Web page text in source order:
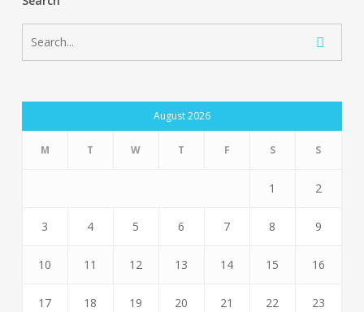
August 2026
M T W T F S S
1 2
3 4 5 6 7 8 9
10 11 12 13 14 15 16
17 18 19 20 21 22 23